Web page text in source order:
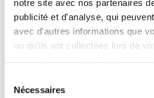
notre site avec nos partenaires
publicité et d'analyse, qui
avec d'autres informations que
ou qu'ils ont collectées lors de
Nécessaires
marche quotidienne
du Saint Esprit
3,00€Ajouter au panier